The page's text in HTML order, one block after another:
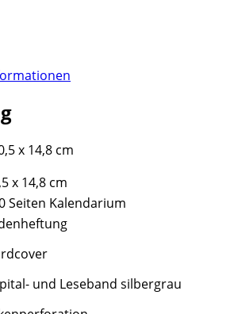
x 14,8 cm
x 14,8 cm
Seiten Kalendarium
und Leseband silbergrau